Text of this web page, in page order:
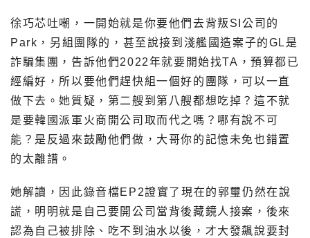
徐巧芯吐嘲，一開始就是你要他們去背叛SI公司的
Park，另組團隊的，甚至說接到淺艦國造案子的GL是
詐騙集團，告訴他們2022年就要開始找TA，預算都已
經編好，所以要他們趕快組一個好的團隊，可以一直
做下去。她質疑，第二艘到第八艘都想吃掉？這不就
是要韓國派軍火商開公司取而代之嗎？哪有說不可
能？是反過來鼓勵他們做，大哥你的記憶未免也錯置
的太離譜。
她解讀，因此錄音檔EP2證實了現在的郭璽仍然在說
謊，明明就是自己要開公司當背後藏鏡人接案，後來
認為自己被排除、吃不到油水以後，才大發飆說要封